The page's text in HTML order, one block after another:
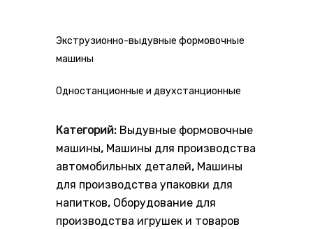
Экструзионно-выдувные формовочные
машины
Одностанционные и двухстанционные
Категорий: Выдувные формовочные
машины, Машины для производства
автомобильных деталей, Машины
для производства упаковки для
напитков, Оборудование для
производства игрушек и товаров